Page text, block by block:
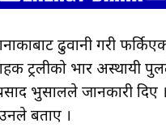
ढुवानी गरी
ट्रलीको भार अस्थायी
भुसालले जानकारी
बताए ।